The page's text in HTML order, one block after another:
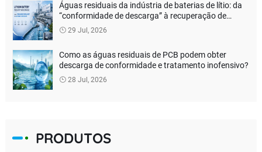
Águas residuais da indústria de baterias de lítio: da
“conformidade de descarga” à recuperação de
recursos
29 Jul, 2026
Como as águas residuais de PCB podem obter
descarga de conformidade e tratamento inofensivo?
28 Jul, 2026
PRODUTOS